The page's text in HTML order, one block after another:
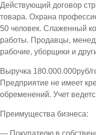
Действующий договор
товара. Охрана
50 человек. Слаженный
работы. Продавцы,
рабочие, уборщики и
Выручка 180.000.000руб/
Предприятие не имеет
обременений. Учет
Преимущества бизнеса:
— Покупателю в